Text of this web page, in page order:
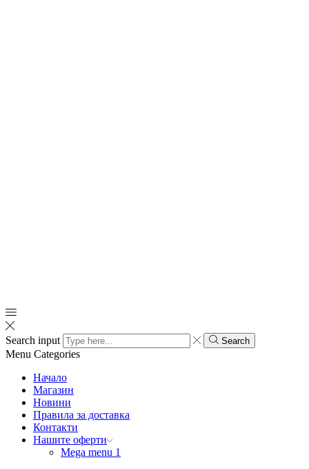
Search input Search
Menu Categories
Начало
Магазин
Новини
Правила за доставка
Контакти
Нашите оферти
Mega menu 1